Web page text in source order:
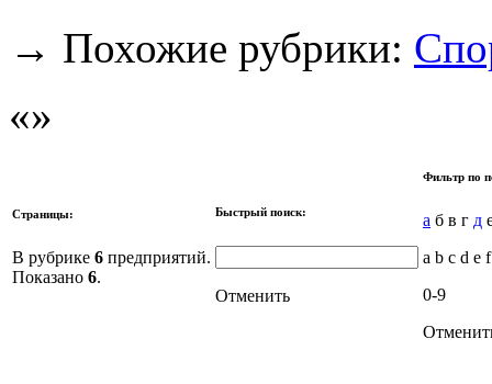
→ Похожие рубрики:
Страницы:
В рубрике 6 предприятий.
Показано 6.
Быстрый поиск:
Отменить
Фильтр по
а б в г д
a b c d e
0-9